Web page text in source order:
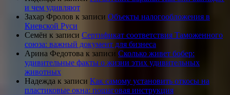
и чем удивляют
Захар Фролов к записи Объекты налогообложения в
Киевской Руси
Семён к записи Сертификат соответствия Таможенного
союза: важный документ для бизнеса
Арина Федотова к записи Сколько живет бобер:
удивительные факты о жизни этих удивительных
животных
Надежда к записи Как самому установить откосы на
пластиковые окна: пошаговая инструкция